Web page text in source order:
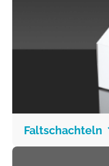
Faltschachteln